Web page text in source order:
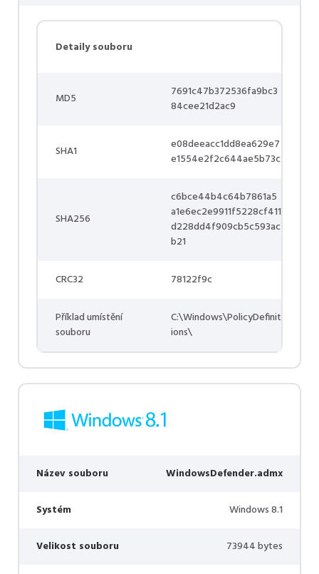
Detaily souboru
MD5
7691c47b372536fa9bc3
84cee21d2ac9
SHA1
e08deeacc1dd8ea629e7
e1554e2f2c644ae5b73c
SHA256
c6bce44b4c64b7861a5
a1e6ec2e9911f5228cf411
d228dd4f909cb5c593ac
b21
CRC32 78122f9c
Příklad umístění
souboru
C:\Windows\PolicyDefinit
ions\
Název souboru WindowsDefender.admx
Systém Windows 8.1
Velikost souboru 73944 bytes